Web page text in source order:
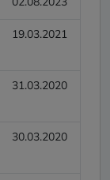
19.03.2021
31.03.2020
30.03.2020